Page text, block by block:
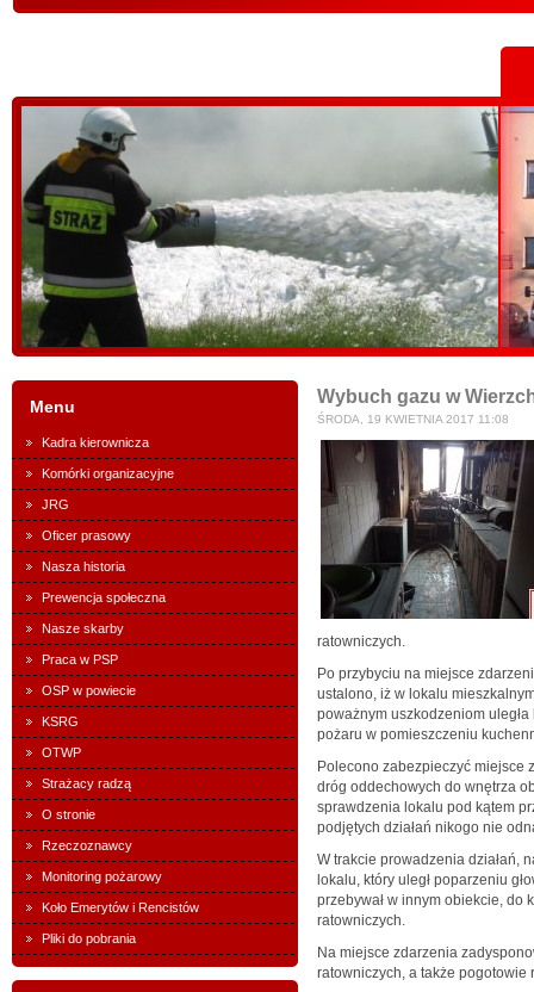
Menu
Kadra kierownicza
Komórki organizacyjne
JRG
Oficer prasowy
Nasza historia
Prewencja społeczna
Nasze skarby
Praca w PSP
OSP w powiecie
KSRG
OTWP
Strażacy radzą
O stronie
Rzeczoznawcy
Monitoring pożarowy
Koło Emerytów i Rencistów
Pliki do pobrania
Wybuch gazu w
ŚRODA, 19 KWIETNIA 2017 11:08
ratowniczych.
Po przybyciu na miejsce
ustalono, iż w lokalu
poważnym uszkodzeniom
pożaru w pomieszczeniu
Polecono zabezpieczyć miejsce
dróg oddechowych do wnętrza
sprawdzenia lokalu pod kątem
podjętych działań nikogo nie
W trakcie prowadzenia działań,
lokalu, który uległ poparzeniu
przebywał w innym obiekcie, do
ratowniczych.
Na miejsce zdarzenia
ratowniczych, a także pogotowie